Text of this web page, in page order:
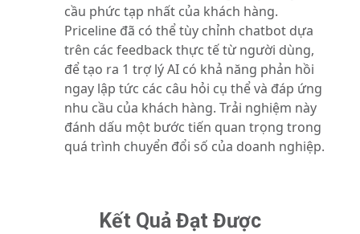
cầu phức tạp nhất của khách hàng.
Priceline đã có thể tùy chỉnh chatbot dựa
trên các feedback thực tế từ người dùng,
để tạo ra 1 trợ lý AI có khả năng phản hồi
ngay lập tức các câu hỏi cụ thể và đáp ứng
nhu cầu của khách hàng. Trải nghiệm này
đánh dấu một bước tiến quan trọng trong
quá trình chuyển đổi số của doanh nghiệp.
Kết Quả Đạt Được